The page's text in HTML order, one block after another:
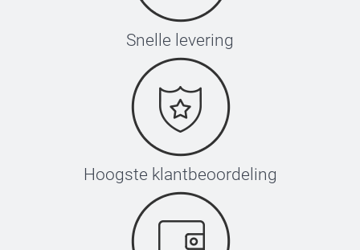
Snelle levering
Hoogste klantbeoordeling